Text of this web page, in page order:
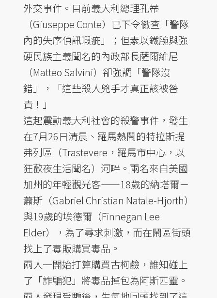
外交事件。目前義大利總理孔蒂
（Giuseppe Conte）已下令徹查「警隊
內的失序偵訊瑕疵」；但素以鐵腕與強
硬民族主義聞名的內政部長薩爾維尼
（Matteo Salvini）卻強調「警隊沒
錯」，「這些殺人兇手才真正該被咎
責！」
這起震動義大利社會的殺警事件，發生
在7月26日清晨、羅馬熱鬧的特拉斯提
弗列區（Trastevere，羅馬市中心，以
狂歡夜生活聞名）河畔。兩名來自美國
加州的年輕觀光客——18歲的納塔爾－
蕭斯（Gabriel Christian Natale-Hjorth）
與19歲的埃德爾（Finnegan Lee
Elder），為了尋求刺激，而在鬧區街頭
找上了毒販購買毒品。
兩人一開始打算購買古柯鹼，誰知碰上
了「詐騙犯」將毒品掉包為阿斯匹靈。